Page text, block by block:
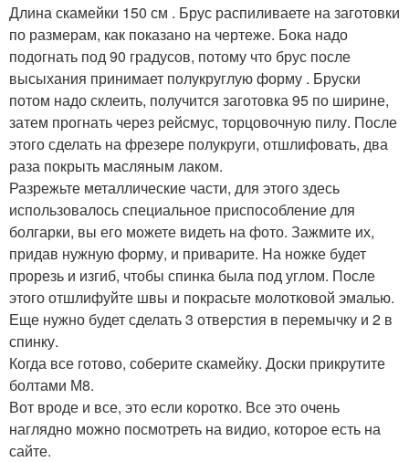
Длина скамейки 150 см . Брус распиливаете на заготовки
по размерам, как показано на чертеже. Бока надо
подогнать под 90 градусов, потому что брус после
высыхания принимает полукруглую форму . Бруски
потом надо склеить, получится заготовка 95 по ширине,
затем прогнать через рейсмус, торцовочную пилу. После
этого сделать на фрезере полукруги, отшлифовать, два
раза покрыть масляным лаком.
Разрежьте металлические части, для этого здесь
использовалось специальное приспособление для
болгарки, вы его можете видеть на фото. Зажмите их,
придав нужную форму, и приварите. На ножке будет
прорезь и изгиб, чтобы спинка была под углом. После
этого отшлифуйте швы и покрасьте молотковой эмалью.
Еще нужно будет сделать 3 отверстия в перемычку и 2 в
спинку.
Когда все готово, соберите скамейку. Доски прикрутите
болтами М8.
Вот вроде и все, это если коротко. Все это очень
наглядно можно посмотреть на видио, которое есть на
сайте.